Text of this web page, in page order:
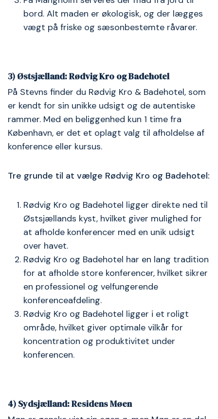
bord. Alt maden er økologisk, og der lægges
vægt på friske og sæsonbestemte råvarer.
3) Østsjælland: Rødvig Kro og Badehotel
På Stevns finder du Rødvig Kro & Badehotel, som
er kendt for sin unikke udsigt og de autentiske
rammer. Med en beliggenhed kun 1 time fra
København, er det et oplagt valg til afholdelse af
konference eller kursus.
Tre grunde til at vælge Rødvig Kro og Badehotel:
Rødvig Kro og Badehotel ligger direkte ned til
Østsjællands kyst, hvilket giver mulighed for
at afholde konferencer med en unik udsigt
over havet.
Rødvig Kro og Badehotel har en lang tradition
for at afholde store konferencer, hvilket sikrer
en professionel og velfungerende
konferenceafdeling.
Rødvig Kro og Badehotel ligger i et roligt
område, hvilket giver optimale vilkår for
koncentration og produktivitet under
konferencen.
4) Sydsjælland: Residens Møen